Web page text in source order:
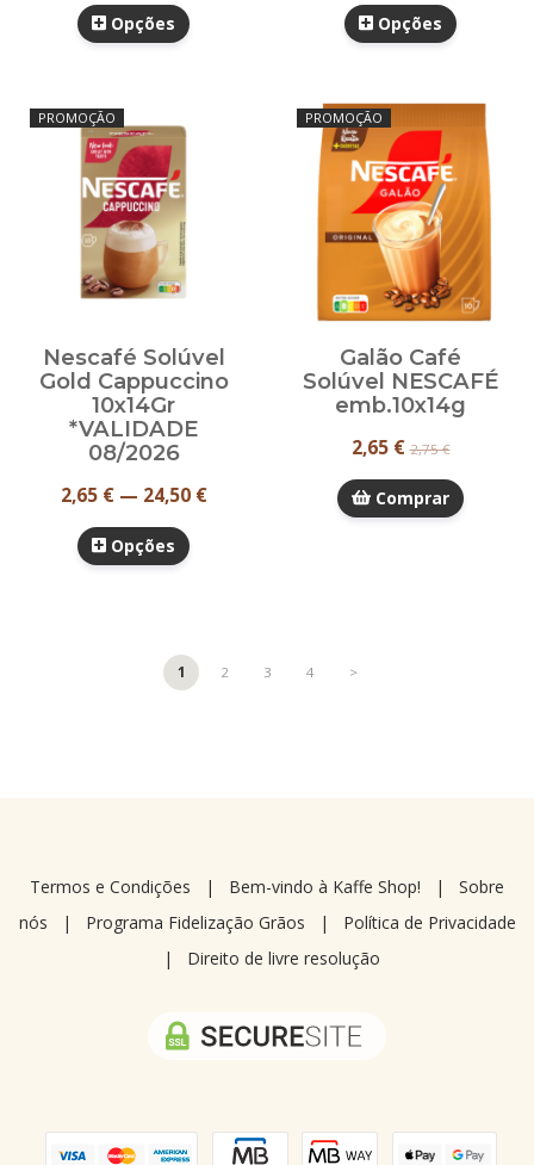
Opções Opções
PROMOÇÃO
Nescafé Solúvel
Gold Cappuccino
10x14Gr
*VALIDADE
08/2026
2,65 € — 24,50 €
Opções
PROMOÇÃO
Galão Café
Solúvel NESCAFÉ
emb.10x14g
2,65 €2,75 €
Comprar
1 2 3 4 >
Termos e Condições | Bem-vindo à Kaffe Shop! | Sobre
nós | Programa Fidelização Grãos | Política de Privacidade
| Direito de livre resolução